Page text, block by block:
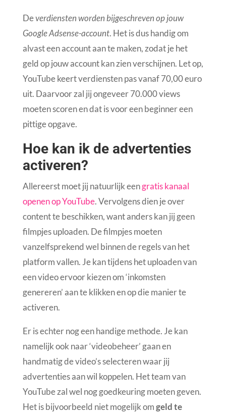
Deverdiensten worden bijgeschreven op jouw
Google Adsense-account. Het is dus handig om
alvast een account aan te maken, zodat je het
geld op jouw account kan zien verschijnen. Let op,
YouTube keert verdiensten pas vanaf 70,00 euro
uit. Daarvoor zal jij ongeveer 70.000 views
moeten scoren en dat is voor een beginner een
pittige opgave.
Hoe kan ik de advertenties
activeren?
Allereerst moet jij natuurlijk eengratis kanaal
openen op YouTube. Vervolgens dien je over
content te beschikken, want anders kan jij geen
filmpjes uploaden. De filmpjes moeten
vanzelfsprekend wel binnen de regels van het
platform vallen. Je kan tijdens het uploaden van
een video ervoor kiezen om ‘inkomsten
genereren’ aan te klikken en op die manier te
activeren.
Er is echter nog een handige methode. Je kan
namelijk ook naar ‘videobeheer’ gaan en
handmatig de video’s selecteren waar jij
advertenties aan wil koppelen. Het team van
YouTube zal wel nog goedkeuring moeten geven.
Het is bijvoorbeeld niet mogelijk omgeld te